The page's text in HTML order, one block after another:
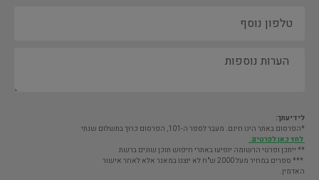
לידיעתך:
*הפרסום באתר הינו חינם. מעבר לספר ה-101, הפרסום כרוך בתשלום שנתי
לחץ כאן לפרטים.
** ייתכן ופרטי הרשומה יופיעו באתרי חיפוש תוכן שונים ברשת
*** ספרים במחיר מעל 2000 ש"ח לא יוצגו במאגר אלא לאחר אישור
האדמין.